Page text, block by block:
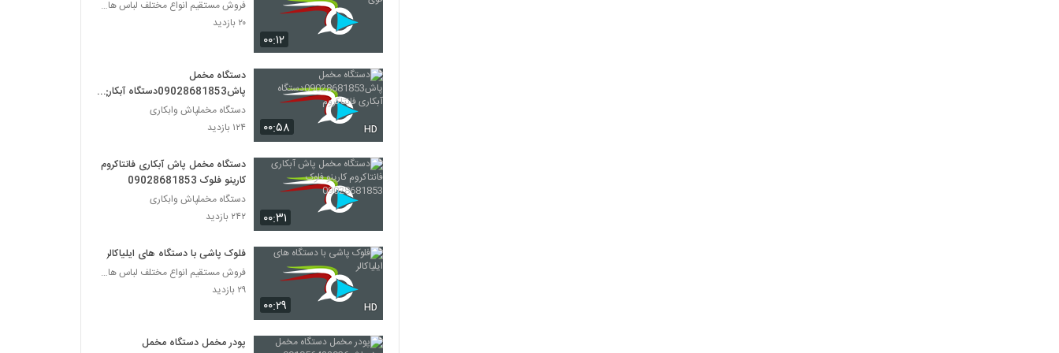
۰۰:۱۲
فروش مستقیم انواع مختلف لباس های زنانه و دخترانه و
۲۰ بازدید
۰۰:۵۸ HD
دستگاه مخمل
پاش09028681853دستگاه آبکاری
فانتاکروم
دستگاه مخملپاش وابکاری
۱۲۴ بازدید
۰۰:۳۱
دستگاه مخمل پاش آبکاری فانتاکروم
کارینو فلوک 09028681853
دستگاه مخملپاش وابکاری
۲۴۲ بازدید
۰۰:۲۹ HD
فلوک پاشی با دستگاه های ایلیاکالر
فروش مستقیم انواع مختلف لباس های زنانه و دخترانه و
۲۹ بازدید
پودر مخمل دستگاه مخمل